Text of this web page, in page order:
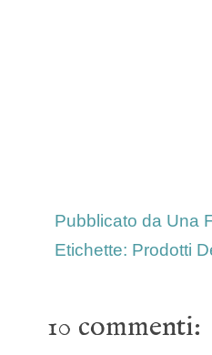
Pubblicato da Una
Etichette: Prodotti
10 commenti: